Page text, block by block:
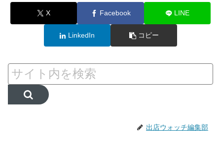
X Facebook LINE
LinkedIn コピー
出店ウォッチ編集部